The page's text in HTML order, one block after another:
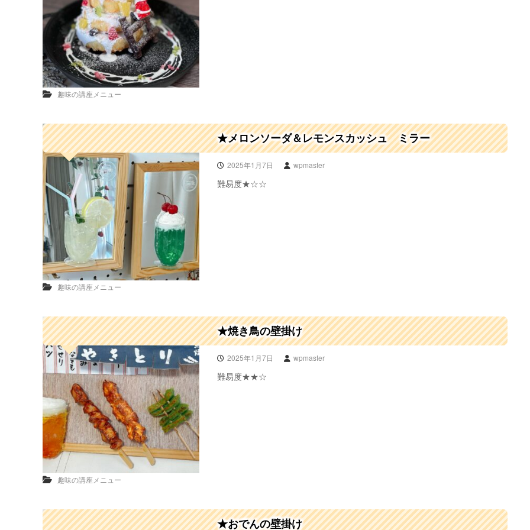
趣味の講座メニュー
★メロンソーダ＆レモンスカッシュ ミラー
2025年1月7日 wpmaster
難易度★☆☆
趣味の講座メニュー
★焼き鳥の壁掛け
2025年1月7日 wpmaster
難易度★★☆
趣味の講座メニュー
★おでんの壁掛け